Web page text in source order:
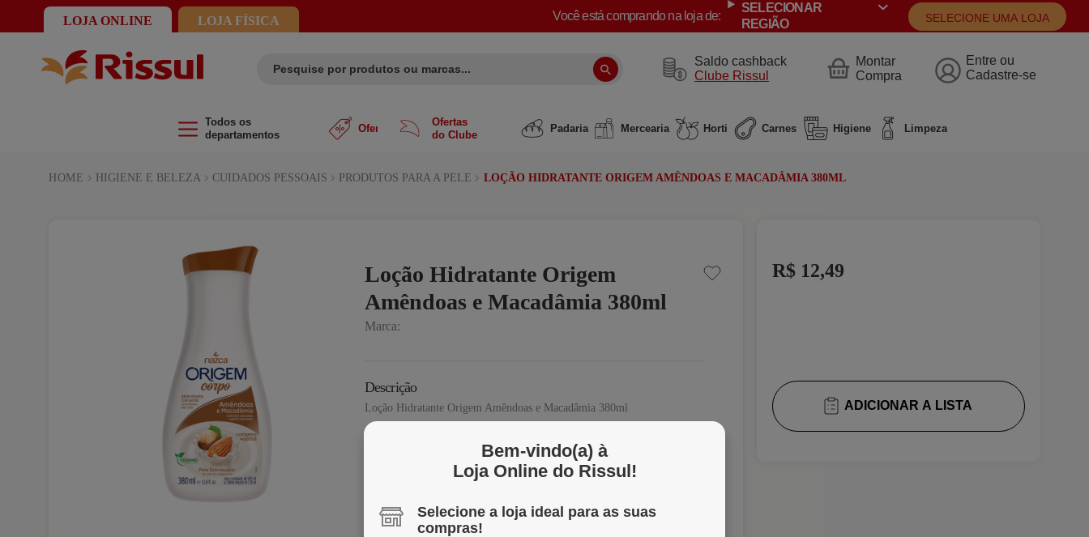
LOJA ONLINE LOJA FÍSICA Você está comprando na loja de:
SELECIONAR
REGIÃO
SELECIONE UMA LOJA
Saldo cashback
Clube Rissul
Montar
Compra
ENTRAR
Todos os
departamentos
Ofertas
Ofertas
do Clube
Padaria Mercearia Horti Carnes Higiene Limpeza
HIGIENE E BELEZA CUIDADOS PESSOAIS PRODUTOS PARA A PELE LOÇÃO HIDRATANTE ORIGEM AMÊNDOAS E MACADÂMIA 380ML
Loção Hidratante Origem
Amêndoas e Macadâmia 380ml
Marca:
Descrição
Loção Hidratante Origem Amêndoas e Macadâmia 380ml
R$ 12,49
ADICIONAR A LISTA
Bem-vindo(a) à
Loja Online do Rissul!
Selecione a loja ideal para as suas
compras!